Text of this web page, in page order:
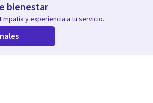
bienestar
y experiencia a tu servicio.